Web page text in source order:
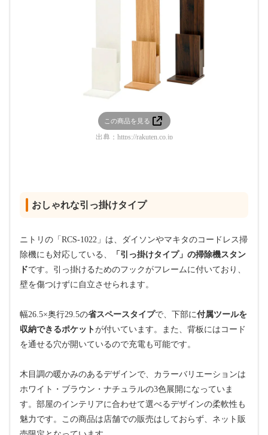
この商品を見る
出典： https://rakuten.co.jp
おしゃれな引っ掛けタイプ
ニトリの「RCS-1022」は、ダイソンやマキタのコードレス掃
除機にも対応している、
「引っ掛けタイプ」の掃除機スタン
ドです。引っ掛けるためのフックがフレームに付いており、
壁を傷つけずに自立させられます。
幅26.5×奥行29.5の省スペースタイプで、下部に付属ツールを
収納できるポケットが付いています。また、背板にはコード
を通せる穴が開いているので充電も可能です。
木目調の暖かみのあるデザインで、カラーバリエーションは
ホワイト・ブラウン・ナチュラルの3色展開になっていま
す。部屋のインテリアに合わせて選べるデザインの柔軟性も
魅力です。この商品は店舗での販売はしておらず、ネット販